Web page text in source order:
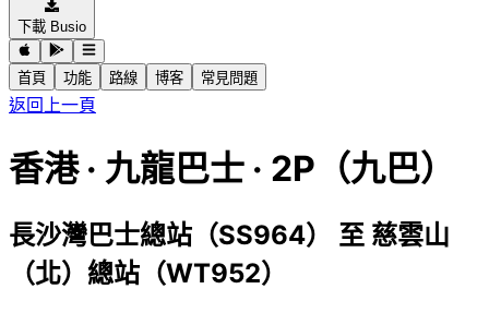
下載 Busio
首頁 功能 路線 博客 常見問題
返回上一頁
香港· 九龍巴士 · 2P（九巴）
長沙灣巴士總站（SS964） 至 慈雲山
（北）總站（WT952）